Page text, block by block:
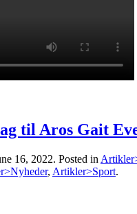
til Aros Gait
16, 2022. Posted in
, Artikler>Sport.